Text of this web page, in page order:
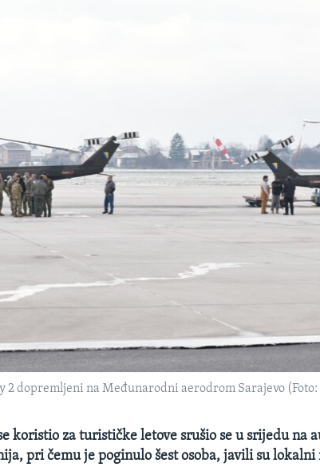
dopremljeni na Međunarodni aerodrom Sarajevo
koristio za turističke letove srušio se u srijedu na
pri čemu je poginulo šest osoba, javili su